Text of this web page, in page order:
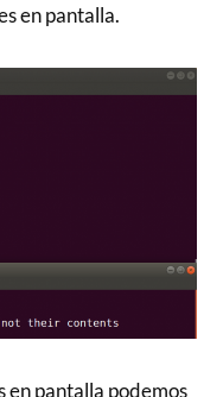
en pantalla.
en pantalla podemos